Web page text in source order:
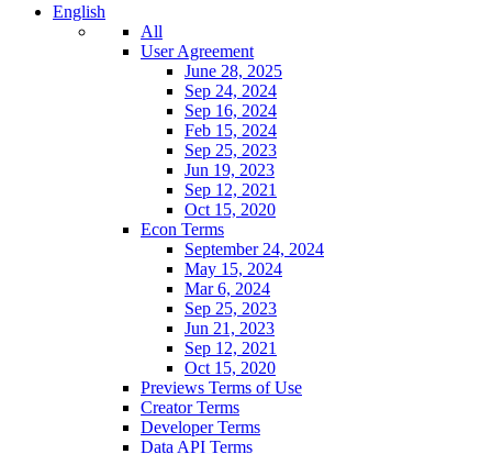
English
All
User Agreement
June 28, 2025
Sep 24, 2024
Sep 16, 2024
Feb 15, 2024
Sep 25, 2023
Jun 19, 2023
Sep 12, 2021
Oct 15, 2020
Econ Terms
September 24, 2024
May 15, 2024
Mar 6, 2024
Sep 25, 2023
Jun 21, 2023
Sep 12, 2021
Oct 15, 2020
Previews Terms of Use
Creator Terms
Developer Terms
Data API Terms